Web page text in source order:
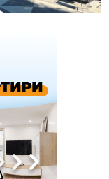
наїхав на
трохи більше ніж 6
збили жінку
новобудов і
створила